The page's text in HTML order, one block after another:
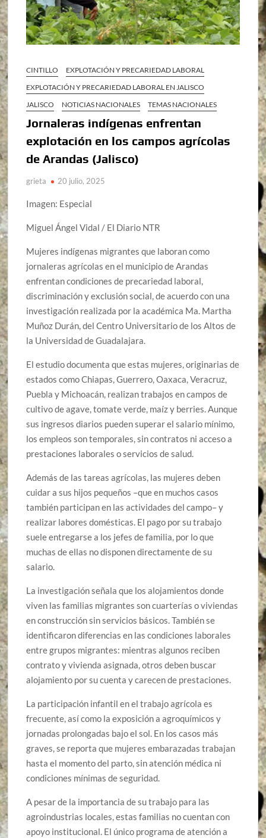
CINTILLO
EXPLOTACIÓN Y PRECARIEDAD LABORAL
EXPLOTACIÓN Y PRECARIEDAD LABORAL EN JALISCO
JALISCO
NOTICIAS NACIONALES TEMAS NACIONALES
Jornaleras indígenas enfrentan
explotación en los campos agrícolas
de Arandas (Jalisco)
grieta 20 julio, 2025
Imagen: Especial
Miguel Ángel Vidal / El Diario NTR
Mujeres indígenas migrantes que laboran como
jornaleras agrícolas en el municipio de Arandas
enfrentan condiciones de precariedad laboral,
discriminación y exclusión social, de acuerdo con una
investigación realizada por la académica Ma. Martha
Muñoz Durán, del Centro Universitario de los Altos de
la Universidad de Guadalajara.
El estudio documenta que estas mujeres, originarias de
estados como Chiapas, Guerrero, Oaxaca, Veracruz,
Puebla y Michoacán, realizan trabajos en campos de
cultivo de agave, tomate verde, maíz y berries. Aunque
sus ingresos diarios pueden superar el salario mínimo,
los empleos son temporales, sin contratos ni acceso a
prestaciones laborales o servicios de salud.
Además de las tareas agrícolas, las mujeres deben
cuidar a sus hijos pequeños –que en muchos casos
también participan en las actividades del campo– y
realizar labores domésticas. El pago por su trabajo
suele entregarse a los jefes de familia, por lo que
muchas de ellas no disponen directamente de su
salario.
La investigación señala que los alojamientos donde
viven las familias migrantes son cuarterías o viviendas
en construcción sin servicios básicos. También se
identificaron diferencias en las condiciones laborales
entre grupos migrantes: mientras algunos reciben
contrato y vivienda asignada, otros deben buscar
alojamiento por su cuenta y carecen de prestaciones.
La participación infantil en el trabajo agrícola es
frecuente, así como la exposición a agroquímicos y
jornadas prolongadas bajo el sol. En los casos más
graves, se reporta que mujeres embarazadas trabajan
hasta el momento del parto, sin atención médica ni
condiciones mínimas de seguridad.
A pesar de la importancia de su trabajo para las
agroindustrias locales, estas familias no cuentan con
apoyo institucional. El único programa de atención a